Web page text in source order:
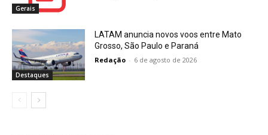
Gerais
Destaques
LATAM anuncia novos voos entre Mato
Grosso, São Paulo e Paraná
Redação - 6 de agosto de 2026